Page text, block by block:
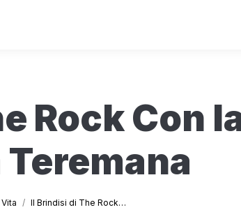
Rock Con
Il Brindisi di The Rock…